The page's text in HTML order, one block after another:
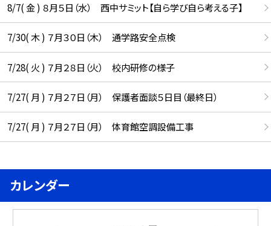
8/7( 金 ) ８月５日（水） 西中サミット【自ら学び自ら考える子】
7/30( 木 ) ７月３０日（木） 通学路安全点検
7/28( 火 ) ７月２８日（火） 校内研修の様子
7/27( 月 ) ７月２７日（月） 保護者面談５日目（最終日）
7/27( 月 ) ７月２７日（月） 体育館空調設備工事
カレンダー